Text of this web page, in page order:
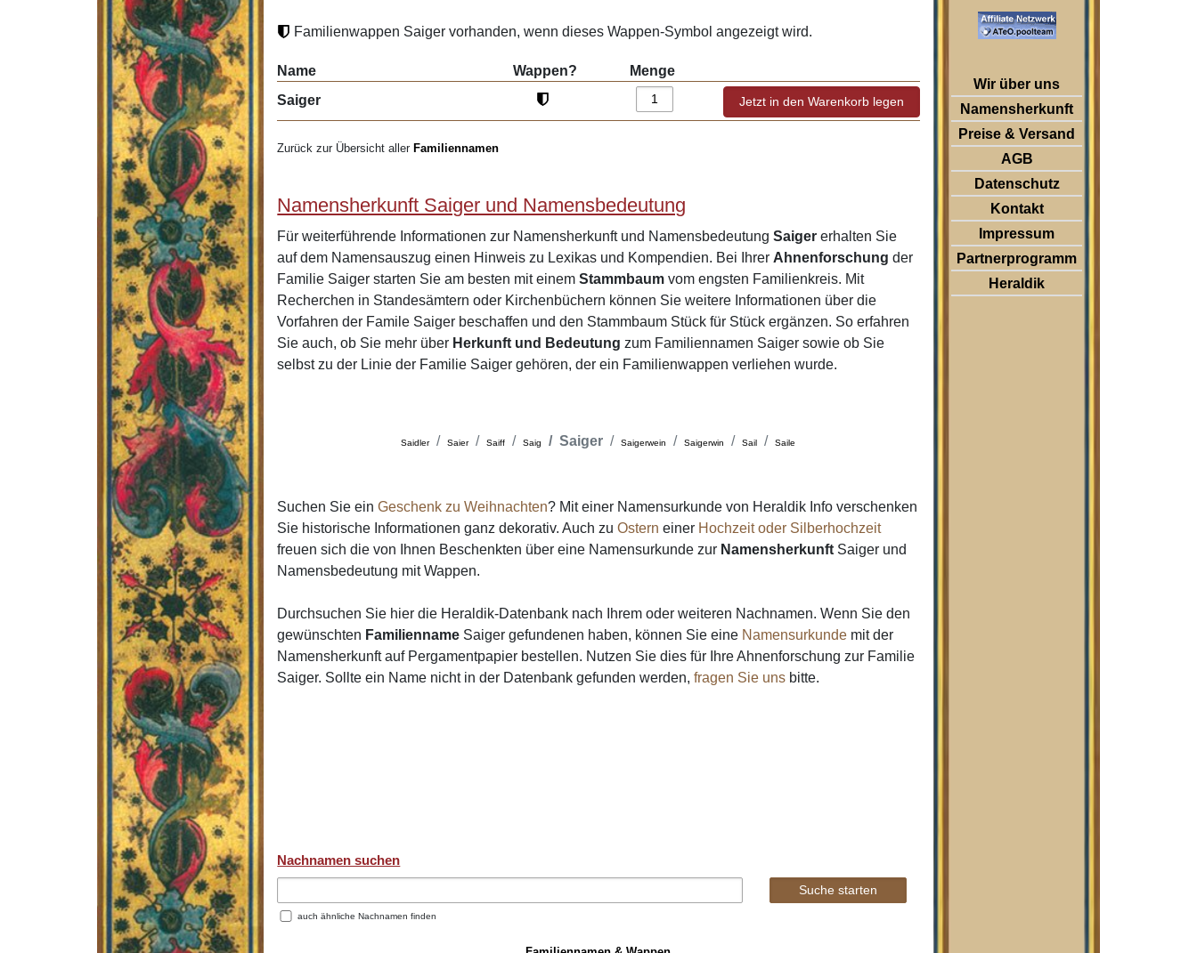
Familienwappen Saiger vorhanden, wenn dieses Wappen-Symbol angezeigt wird.
Name Wappen?
Menge
Saiger
Zurück zur Übersicht aller Familiennamen
Namensherkunft Saiger und Namensbedeutung
Für weiterführende Informationen zur Namensherkunft und NamensbedeutungSaiger erhalten Sie
auf dem Namensauszug einen Hinweis zu Lexikas und Kompendien. Bei Ihrer Ahnenforschung der
Familie Saiger starten Sie am besten mit einemStammbaum vom engsten Familienkreis. Mit
Recherchen in Standesämtern oder Kirchenbüchern können Sie weitere Informationen über die
Vorfahren der Famile Saiger beschaffen und den Stammbaum Stück für Stück ergänzen. So erfahren
Sie auch, ob Sie mehr über Herkunft und Bedeutung zum Familiennamen Saiger sowie ob Sie
selbst zu der Linie der Familie Saiger gehören, der ein Familienwappen verliehen wurde.
Saidler Saier Saiff Saig Saiger Saigerwein Saigerwin Sail Saile
Suchen Sie einGeschenk zu Weihnachten? Mit einer Namensurkunde von Heraldik Info verschenken
Sie historische Informationen ganz dekorativ. Auch zuOstern einer Hochzeit oder Silberhochzeit
freuen sich die von Ihnen Beschenkten über eine Namensurkunde zur Namensherkunft Saiger und
Namensbedeutung mit Wappen.
Durchsuchen Sie hier die Heraldik-Datenbank nach Ihrem oder weiteren Nachnamen. Wenn Sie den
gewünschten Familienname Saiger gefundenen haben, können Sie eine Namensurkunde mit der
Namensherkunft auf Pergamentpapier bestellen. Nutzen Sie dies für Ihre Ahnenforschung zur Familie
Saiger. Sollte ein Name nicht in der Datenbank gefunden werden,fragen Sie uns bitte.
Nachnamen suchen
auch ähnliche Nachnamen finden
Wir über uns
Namensherkunft
Preise & Versand
AGB
Datenschutz
Kontakt
Impressum
Partnerprogramm
Heraldik